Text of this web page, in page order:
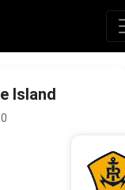
Island